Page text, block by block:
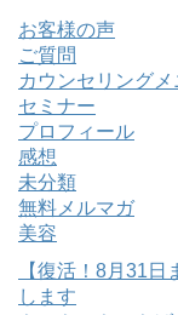
お客様の声
ご質問
カウンセリングメ
セミナー
プロフィール
感想
未分類
無料メルマガ
美容
【復活！8月31
します